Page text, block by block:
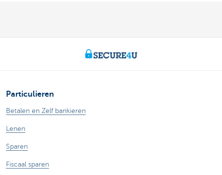
Particulieren
Betalen en Zelf bankieren
Lenen
Sparen
Fiscaal sparen